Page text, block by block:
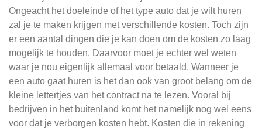
Ongeacht het doeleinde of het type auto dat je wilt huren
zal je te maken krijgen met verschillende kosten. Toch zijn
er een aantal dingen die je kan doen om de kosten zo laag
mogelijk te houden. Daarvoor moet je echter wel weten
waar je nou eigenlijk allemaal voor betaald. Wanneer je
een auto gaat huren is het dan ook van groot belang om de
kleine lettertjes van het contract na te lezen. Vooral bij
bedrijven in het buitenland komt het namelijk nog wel eens
voor dat je verborgen kosten hebt. Kosten die in rekening